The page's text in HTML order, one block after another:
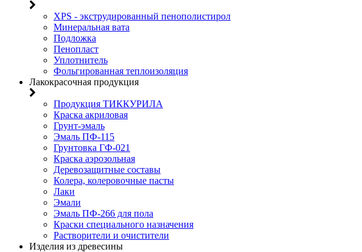
XPS - экструдированный пенополистирол
Минеральная вата
Подложка
Пенопласт
Уплотнитель
Фольгированная теплоизоляция
Лакокрасочная продукция
Продукция ТИККУРИЛА
Краска акриловая
Грунт-эмаль
Эмаль ПФ-115
Грунтовка ГФ-021
Краска аэрозольная
Деревозащитные составы
Колера, колеровочные пасты
Лаки
Эмали
Эмаль ПФ-266 для пола
Краски специального назначения
Растворители и очистители
Изделия из древесины